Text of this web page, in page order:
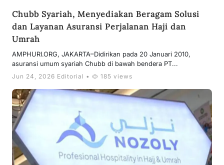
Chubb Syariah, Menyediakan Beragam Solusi
dan Layanan Asuransi Perjalanan Haji dan
Umrah
AMPHURI.ORG, JAKARTA–Didirikan pada 20 Januari 2010,
asuransi umum syariah Chubb di bawah bendera PT...
Jun 24, 2026 Editorial • 185 views